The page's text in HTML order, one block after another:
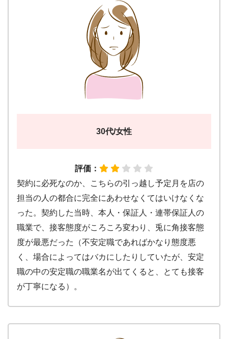
30代/女性
評価：
契約に必死なのか、こちらの引っ越し予定月を店の
担当の人の都合に完全にあわせなくてはいけなくな
った。契約した当時、本人・保証人・連帯保証人の
職業で、接客態度がころころ変わり、兎に角接客態
度が最悪だった（不安定職であればかなり態度悪
く、場合によってはバカにしたりしていたが、安定
職の中の安定職の職業名が出てくると、とても接客
が丁寧になる）。